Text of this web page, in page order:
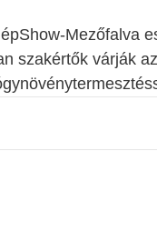
Mezőfalva
szakértők várják